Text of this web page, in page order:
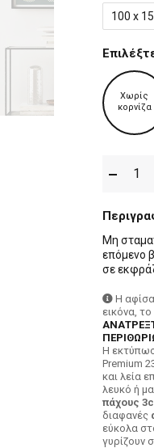
100 x
Χωρίς
κορνίζα
Μη
επόμενο
σε
Η
εικόνα,
H
Premium
και λεία
λευκό ή
πάχους
διαφανές
εύκολα
γυρίζουν